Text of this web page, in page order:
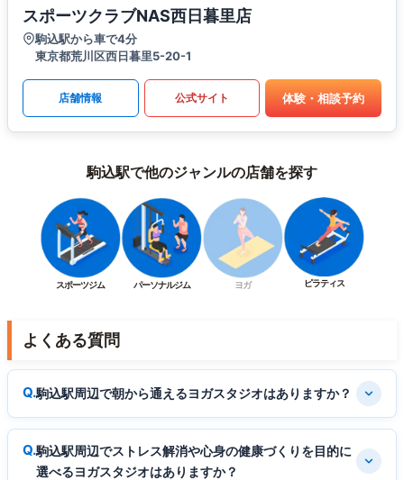
スポーツクラブNAS西日暮里店
駒込駅から車で4分
東京都荒川区西日暮里5-20-1
店舗情報 公式サイト 体験・相談予約
駒込駅で他のジャンルの店舗を探す
スポーツジム パーソナルジム ヨガ ピラティス
よくある質問
駒込駅周辺で朝から通えるヨガスタジオはありますか？
駒込駅周辺でストレス解消や心身の健康づくりを目的に
選べるヨガスタジオはありますか？